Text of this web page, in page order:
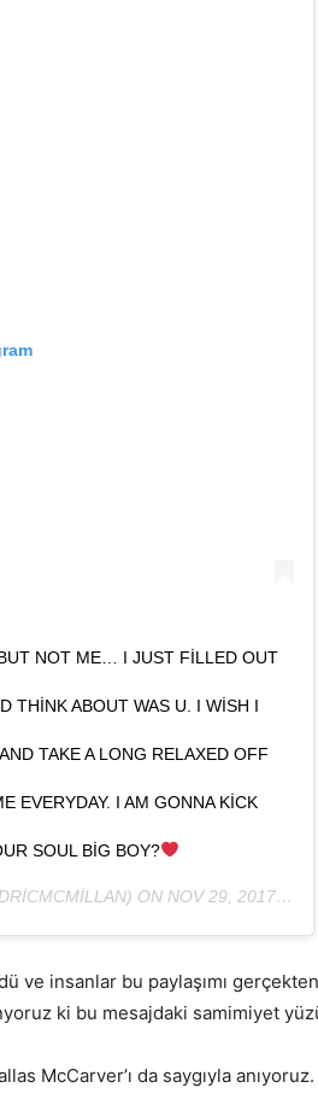
NOT ME… I JUST FILLED OUT
THINK ABOUT WAS U. I WISH I
TAKE A LONG RELAXED OFF
EVERYDAY. I AM GONNA KICK
SOUL BIG BOY?
ON NOV 29, 2017 AT 2:27PM PST
ve insanlar bu paylaşımı
ki bu mesajdaki samimiyet
McCarver’ı da saygıyla anıyoruz.